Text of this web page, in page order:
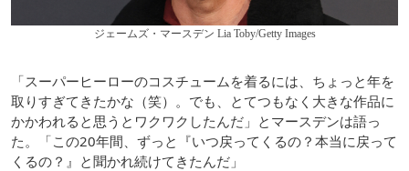
ジェームズ・マースデン Lia Toby/Getty Images
「スーパーヒーローのコスチュームを着るには、ちょっと年を
取りすぎてきたかな（笑）。でも、とてつもなく大きな作品に
かかわれると思うとワクワクしたんだ」とマースデンは語っ
た。「この20年間、ずっと『いつ戻ってくるの？本当に戻って
くるの？』と聞かれ続けてきたんだ」